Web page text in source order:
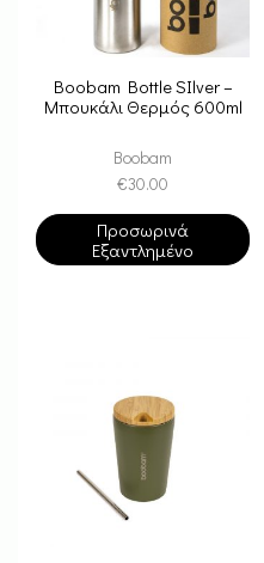
Boobam Bottle SIlver –
Μπουκάλι Θερμός 600ml
Boobam
€30.00
Προσωρινά
Εξαντλημένο